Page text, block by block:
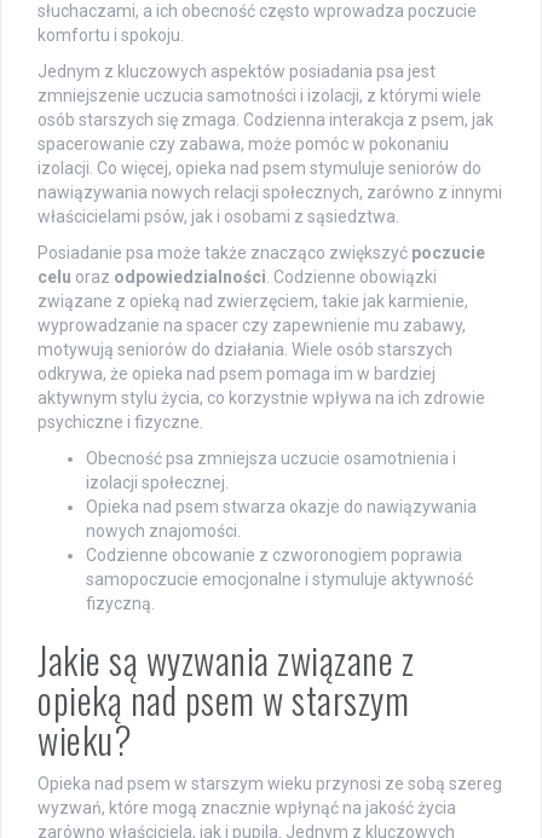
słuchaczami, a ich obecność często wprowadza poczucie
komfortu i spokoju.
Jednym z kluczowych aspektów posiadania psa jest
zmniejszenie uczucia samotności i izolacji, z którymi wiele
osób starszych się zmaga. Codzienna interakcja z psem, jak
spacerowanie czy zabawa, może pomóc w pokonaniu
izolacji. Co więcej, opieka nad psem stymuluje seniorów do
nawiązywania nowych relacji społecznych, zarówno z innymi
właścicielami psów, jak i osobami z sąsiedztwa.
Posiadanie psa może także znacząco zwiększyć poczucie
celu oraz odpowiedzialności. Codzienne obowiązki
związane z opieką nad zwierzęciem, takie jak karmienie,
wyprowadzanie na spacer czy zapewnienie mu zabawy,
motywują seniorów do działania. Wiele osób starszych
odkrywa, że opieka nad psem pomaga im w bardziej
aktywnym stylu życia, co korzystnie wpływa na ich zdrowie
psychiczne i fizyczne.
Obecność psa zmniejsza uczucie osamotnienia i
izolacji społecznej.
Opieka nad psem stwarza okazje do nawiązywania
nowych znajomości.
Codzienne obcowanie z czworonogiem poprawia
samopoczucie emocjonalne i stymuluje aktywność
fizyczną.
Jakie są wyzwania związane z
opieką nad psem w starszym
wieku?
Opieka nad psem w starszym wieku przynosi ze sobą szereg
wyzwań, które mogą znacznie wpłynąć na jakość życia
zarówno właściciela, jak i pupila. Jednym z kluczowych